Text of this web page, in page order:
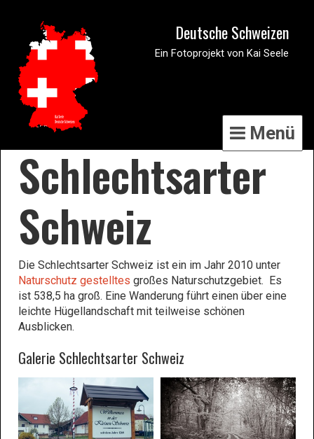
Deutsche Schweizen
Ein Fotoprojekt von Kai Seele
Menü
Schlechtsarter
Schweiz
Die Schlechtsarter Schweiz ist ein im Jahr 2010 unter
Naturschutz gestelltes großes Naturschutzgebiet. Es
ist 538,5 ha groß. Eine Wanderung führt einen über eine
leichte Hügellandschaft mit teilweise schönen
Ausblicken.
Galerie Schlechtsarter Schweiz